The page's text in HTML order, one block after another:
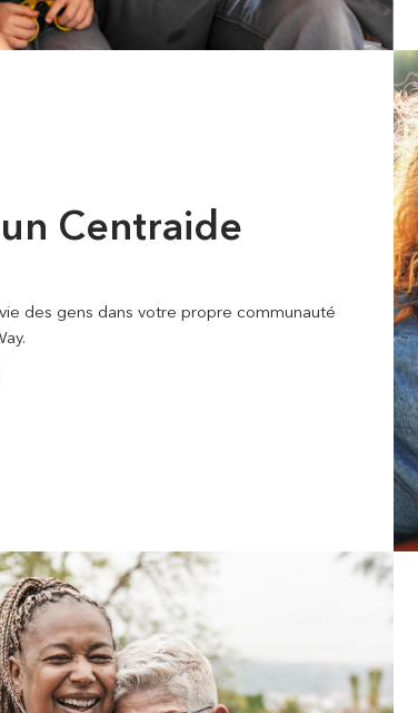
Centraide
des gens dans votre propre communauté